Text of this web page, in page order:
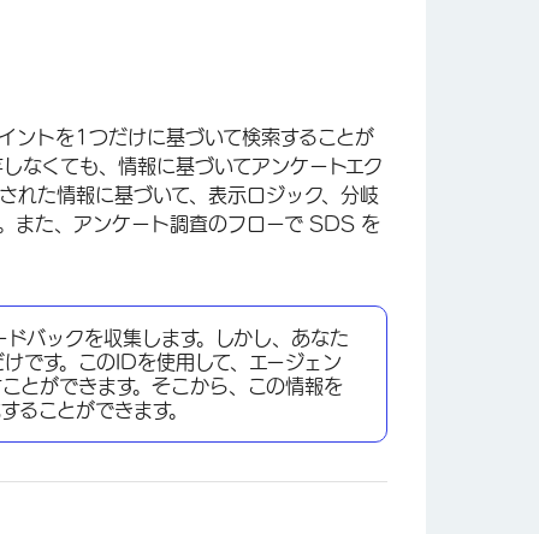
ントを1つだけに基づいて検索することが
なくても、情報に基づいてアンケートエク
れた情報に基づいて、表示ロジック、分岐
また、アンケート調査のフローで SDS を
バックを収集します。しかし、あなた
です。このIDを使用して、エージェン
とができます。そこから、この情報を
ることができます。